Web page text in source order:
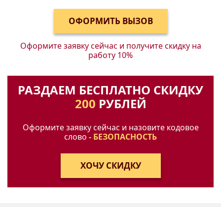
Оформите заявку сейчас и получитескидку на
работу 10%
РАЗДАЕМ БЕСПЛАТНО СКИДКУ
200 РУБЛЕЙ
Оформите заявку сейчас и назовите кодовое
слово - БЕЗОПАСНОСТЬ